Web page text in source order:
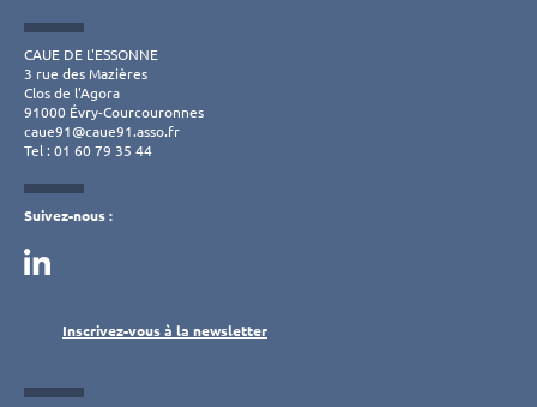
CAUE DE L'ESSONNE
3 rue des Mazières
Clos de l'Agora
91000 Évry-Courcouronnes
caue91@caue91.asso.fr
Tel : 01 60 79 35 44
Suivez-nous :
Inscrivez-vous à la newsletter